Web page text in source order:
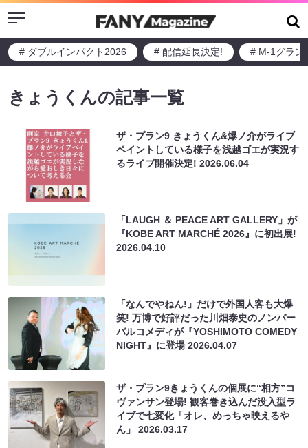
Menu
# ダブルインパクト2026 # 配信延長決定! # M-1グラン
きょうくんの記事一覧
ザ・プラン9 きょうくん&爆ノ介がライブ
ペイントしている様子を浅越ゴエが実況す
るライブ開催決定!2026.06.04
「LAUGH ＆ PEACE ART GALLERY」が
『KOBE ART MARCHÉ 2026』に初出展!
2026.04.10
「なんでやねん!」だけで外国人客も大爆
笑! 万博で好評だった川畑泰史のノンバー
バルコメディが『YOSHIMOTO COMEDY
NIGHT』に登場2026.04.07
ザ・プラン9きょうくんの個展に“相方”コ
ヴァンサン登場! 観客巻き込んだ没入型ラ
イブで七変化「オレ、めっちゃ映えるや
ん」2026.03.17